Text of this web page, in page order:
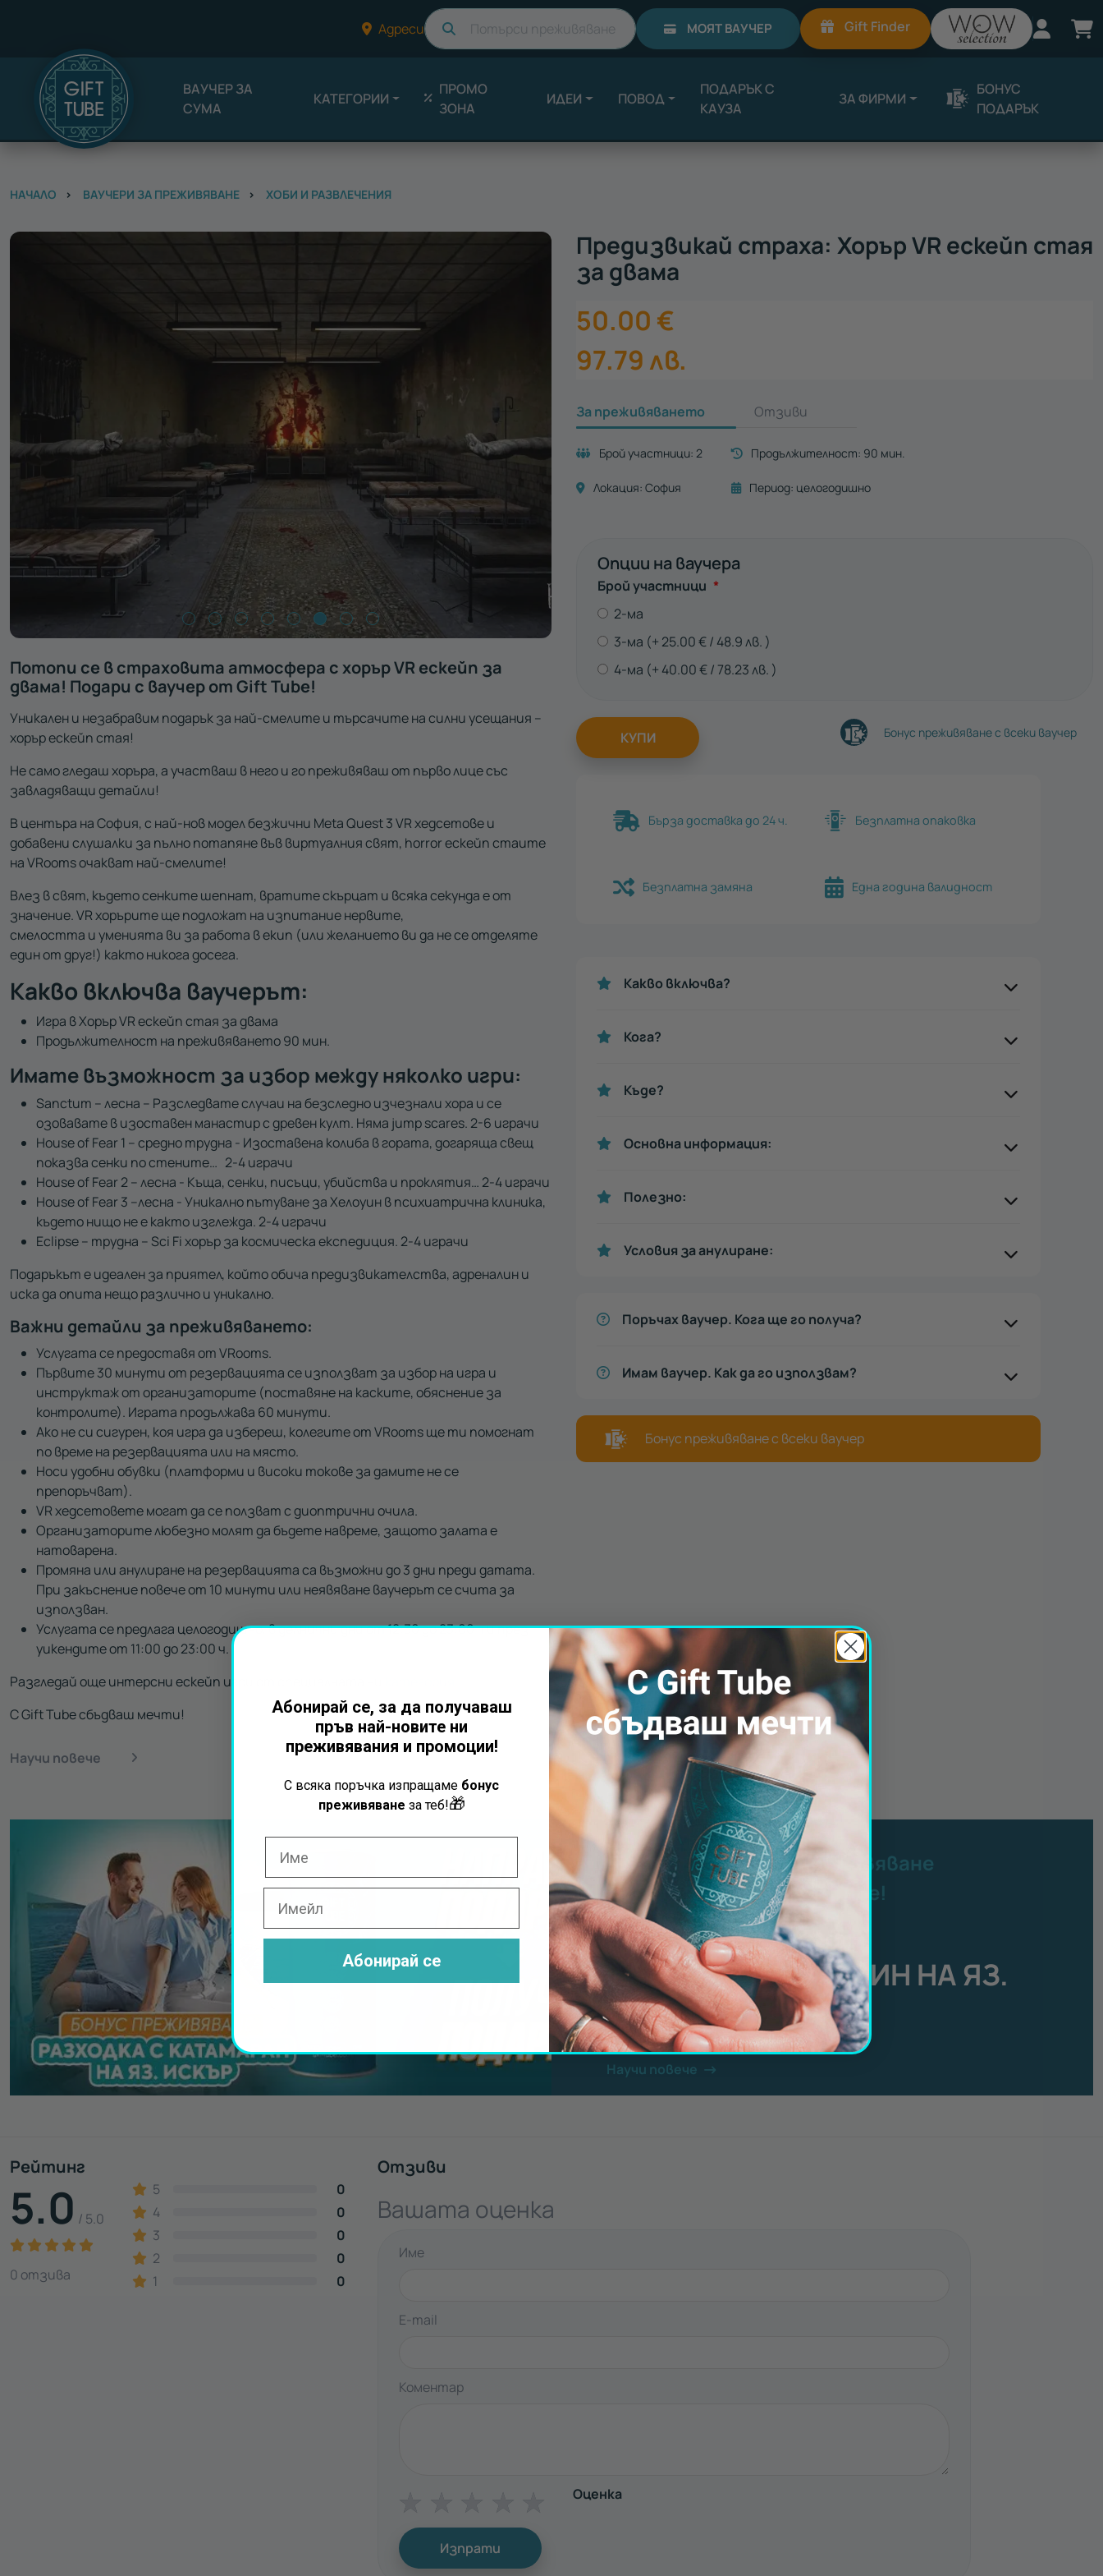
Адреси Търси МОЯТ ВАУЧЕР Gift Finder Вход
ВАУЧЕР ЗА
СУМА
КАТЕГОРИИ
ПРОМО
ЗОНА
ИДЕИ ПОВОД
ПОДАРЪК С
КАУЗА
ЗА ФИРМИ
БОНУС
ПОДАРЪК
НАЧАЛО ВАУЧЕРИ ЗА ПРЕЖИВЯВАНЕ ХОБИ И РАЗВЛЕЧЕНИЯ
Потопи се в страховита атмосфера с хорър VR ескейп за
двама! Подари с ваучер от Gift Tube!
Уникален и незабравим подарък за най-смелите и търсачите на силни усещания –
хорър ескейп стая!
Не само гледаш хоръра, а участваш в него и го преживяваш от първо лице със
завладяващи детайли!
В центъра на София, с най-нов модел безжични Meta Quest 3 VRхедсетове и
добавени слушалки за пълно потапяне във виртуалния свят, horrorескейп стаите
наVRoomsочакват най-смелите!
Влез в свят, където сенките шепнат, вратите скърцат и всяка секунда е от
значение. VRхоръритещеподложат на изпитание нервите,
смелостта иуменията ви за работа в екип (или желанието ви да не се отделяте
един от друг!) както никога досега.
Какво включва ваучерът:
Игра в Хорър VR ескейп стая за двама
Продължителност на преживяването 90 мин.
Имате възможност за избор между няколко игри:
Sanctum –лесна – Разследвате случаи на безследно изчезнали хора и се
озовавате в изоставен манастир с древен култ. Няма jump scares. 2-6 играчи
House of Fear 1 –средно трудна - Изоставена колиба в гората, догаряща свещ
показва сенки по стените… 2-4 играчи
House of Fear 2– лесна - Къща, сенки, писъци, убийства и проклятия… 2-4 играчи
House of Fear 3 –лесна - Уникално пътуване за Хелоуин в психиатрична клиника,
където нищо не е както изглежда. 2-4 играчи
Eclipse– трудна –Sci Fiхорър за космическа експедиция. 2-4 играчи
Подаръкът е идеален за приятел, който обича предизвикателства, адреналин и
иска да опита нещо различно и уникално.
Важни детайли за преживяването:
Услугата се предоставя от VRooms.
Първите 30 минути от резервацията се използват за избор на игра и
инструктаж от организаторите (поставяне на каските, обяснение за
контролите). Играта продължава 60 минути.
Ако не си сигурен, коя игра да избереш, колегите от VRooms ще ти помогнат
по време на резервацията или на място.
Носи удобни обувки (платформи и високи токове за дамите не се
препоръчват).
VR хедсетовете могат да се ползват с диоптрични очила.
Организаторите любезно молят да бъдете навреме, защото залата е
натоварена.
Промяна или анулиране на резервацията са възможни до 3 дни преди датата.
При закъснение повече от 10 минути или неявяване ваучерът се счита за
използван.
Услугата се предлага целогодишно, в делнични дни от 12:30 до 23:00 ч и през
уикендите от 11:00 до 23:00 ч.
Разгледай още интерсни ескейп игри от специалната ни
С Gift Tube сбъдваш мечти!
Научи повече
Предизвикай страха: Хорър VR ескейп стая
за двама
50.00 €
97.79 лв.
За преживяването Отзиви
Брой участници: 2 Продължителност: 90 мин.
Локация: София Период: целогодишно
Опции на ваучера
Брой участници Задължително
*
2-ма
3-ма
25.00€ 48.9лв.
4-ма
40.00€ 78.23лв.
КУПИ Бонус преживяване с всеки ваучер
Бърза доставка до 24 ч. Безплатна опаковка
Безплатна замяна Една година валидност
Какво включва?
Кога?
Къде?
Основна информация:
Полезно:
Условия за анулиране:
Поръчах ваучер. Кога ще го получа?
Имам ваучер. Как да го използвам?
Бонус преживяване с всеки ваучер
Получи безплатно преживяване
с всеки ваучер от Gift Tube!
Подарък за месец август:
КАТАМАРАН ЗА ЕДИН НА ЯЗ.
ИСКЪР
Научи повече
Рейтинг
5.0 / 5.0
0 отзива
5
0
4
0
3
0
2
0
1
0
Отзиви
Вашата оценка
Име
E-mail
Коментар
Оценка
Изпрати
Абонирай се, за да получаваш
пръв най-новите ни
преживявания и промоции!
С всяка поръчка изпращаме бонус
преживяване за теб!🎁
Абонирай се